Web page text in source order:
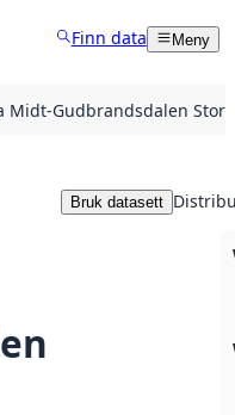
Finn data Meny
Midt-Gudbrandsdalen
Bruk datasett